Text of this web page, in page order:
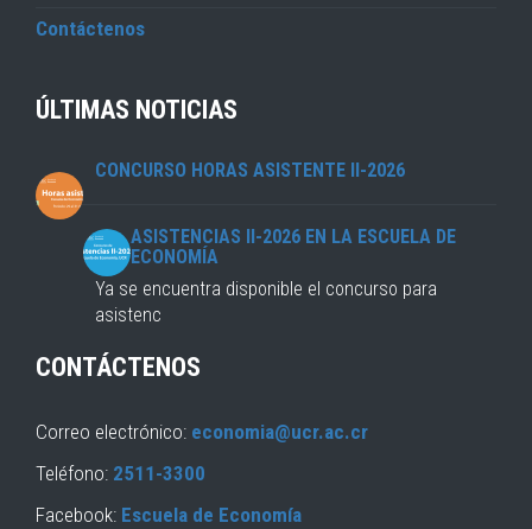
Contáctenos
ÚLTIMAS NOTICIAS
CONCURSO HORAS ASISTENTE II-2026
ASISTENCIAS II-2026 EN LA ESCUELA DE
ECONOMÍA
Ya se encuentra disponible el concurso para
asistenc
CONTÁCTENOS
Correo electrónico: economia@ucr.ac.cr
Teléfono: 2511-3300
Facebook: Escuela de Economía